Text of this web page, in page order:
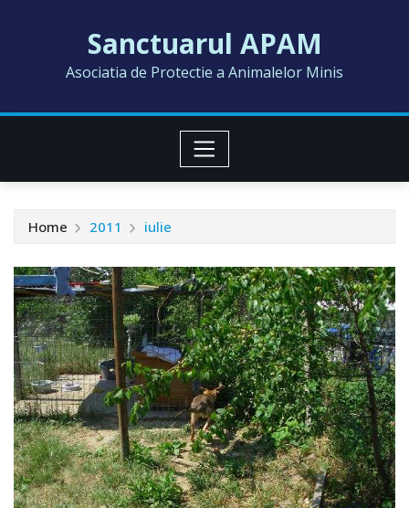
Sanctuarul APAM
Asociatia de Protectie a Animalelor Minis
Home 2011 iulie